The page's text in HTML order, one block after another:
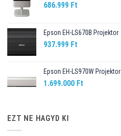
686.999 Ft
Epson EH-LS670B Projektor
937.999 Ft
Epson EH-LS970W Projektor
1.699.000 Ft
EZT NE HAGYD KI